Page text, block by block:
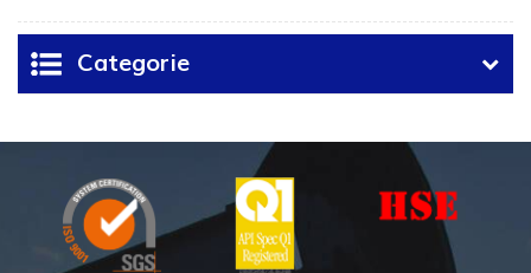
pozzo
Categorie